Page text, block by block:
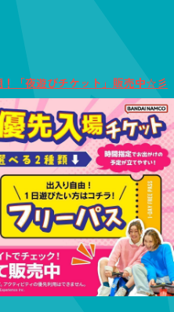
「夜遊びチケット」販売中☆彡